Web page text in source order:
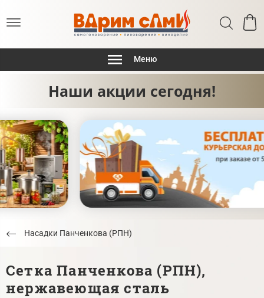
Меню
Наши акции сегодня!
Насадки Панченкова (РПН)
Сетка Панченкова (РПН),
нержавеющая сталь